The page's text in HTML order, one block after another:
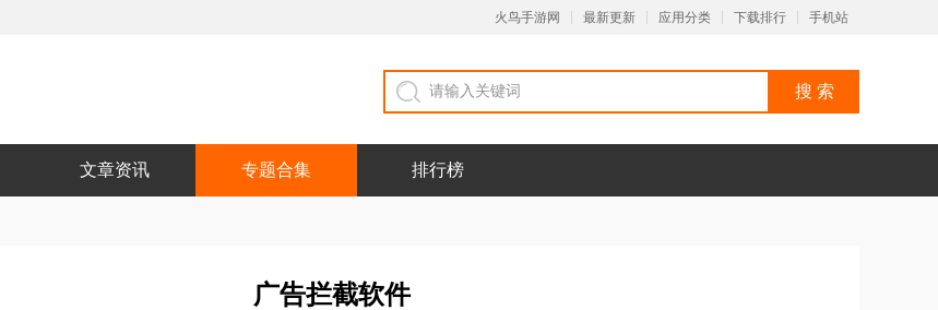
火鸟手游网 最新更新 应用分类 下载排行 手机站
文章资讯 专题合集 排行榜
广告拦截软件